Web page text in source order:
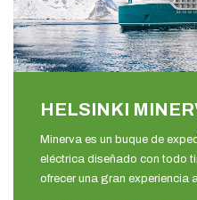
HELSINKI
Minerva es un buque de
eléctrica diseñado con todo
ofrecer una gran experiencia